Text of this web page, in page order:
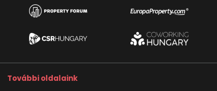
További oldalaink